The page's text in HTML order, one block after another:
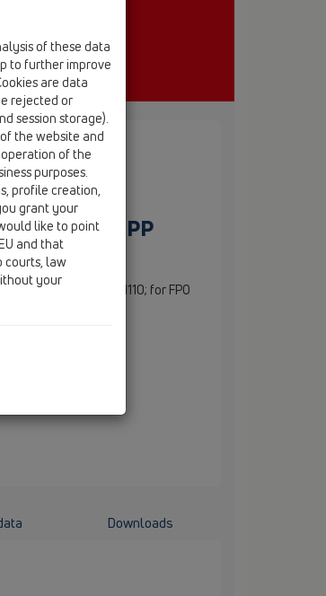
shkarkimi PP
PP wastepipe DN110; for FPO
Downloads
of these data
to further improve
are data
rejected or
session storage).
the website and
of the
purposes.
profile creation,
grant your
like to point
and that
courts, law
your